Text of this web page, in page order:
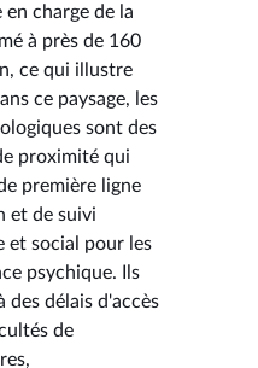
charge de la
à près de 160
ce qui illustre
ce paysage, les
sont des
proximité qui
première ligne
et de suivi
et social pour les
psychique. Ils
délais d'accès
de